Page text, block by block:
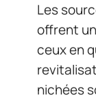
Les
offrent
ceux en
nichées